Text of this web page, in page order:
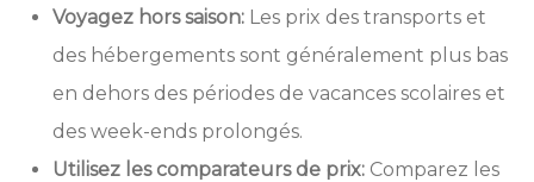
Voyagez hors saison: Les prix des transports et
des hébergements sont généralement plus bas
en dehors des périodes de vacances scolaires et
des week-ends prolongés.
Utilisez les comparateurs de prix: Comparez les